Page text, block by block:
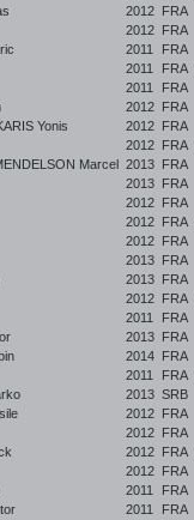
2012 FRA
2012 FRA
2011 FRA
2011 FRA
2011 FRA
2012 FRA
Yonis 2012 FRA
2012 FRA
Marcel 2013 FRA
2013 FRA
2012 FRA
2012 FRA
2012 FRA
2013 FRA
2013 FRA
2012 FRA
2011 FRA
2013 FRA
2014 FRA
2011 FRA
2013 SRB
2012 FRA
2012 FRA
2012 FRA
2012 FRA
2011
FRA
2011 FRA